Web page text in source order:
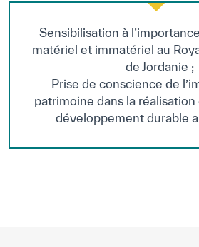
Sensibilisation à
matériel et immatériel au
de Jordanie ;
Prise de conscience de
patrimoine dans la
développement durable